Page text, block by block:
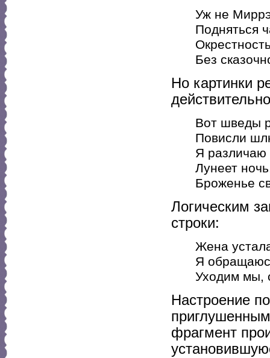
Уж не
Подняться
Без
Но картинки
Вот шведы
Повисли
Я различаю
Лунеет
Броженье
Логическим
строки:
Жена
Я
Уходим мы,
Настроение
фрагмент